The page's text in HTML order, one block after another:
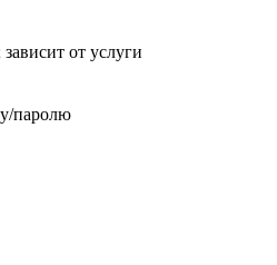
от услуги
паролю